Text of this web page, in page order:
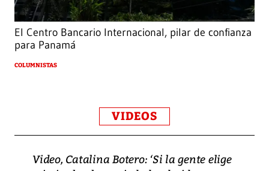
El Centro Bancario Internacional, pilar de confianza
para Panamá
COLUMNISTAS
VIDEOS
Video, Catalina Botero: ‘Si la gente elige